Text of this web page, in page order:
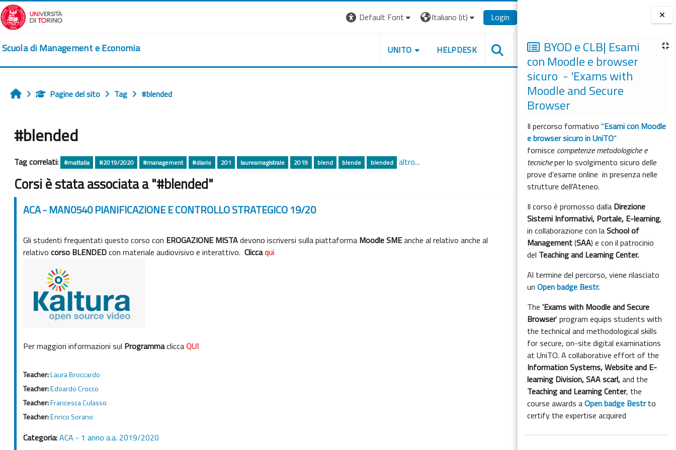
Vai al contenuto principale
Blocchi
BYOD e CLB| Esami
con Moodle e browser
sicuro - 'Exams with
Moodle and Secure
Browser
Il percorso formativo “Esami con Moodle
e browser sicuro in UniTO”
fornisce competenze metodologiche e
tecnicheper lo svolgimento sicuro delle
prove d’esame online in presenza nelle
strutture dell'Ateneo.
Il corso è promosso dalla Direzione
Sistemi Informativi, Portale, E-learning,
in collaborazione con laSchool of
Management(SAA) e con il patrocinio
del Teaching and Learning Center.
Al termine del percorso, viene rilasciato
unOpen badge Bestr.
The'Exams with Moodle and Secure
Browser' program equips students with
the technical and methodological skills
for secure, on-site digital examinations
at UniTO. A collaborative effort of the
Information Systems, Website and E-
learning Division,SAA scarl,and the
Teaching and Learning Center, the
course awards aOpen badge Bestrto
certify the expertise acquired
Default Font Italiano ‎(it)‎ Login
Scuola di Management e Economia UNITO HELPDESK
HomePagine del sito Tag #blended
#blended
Tag correlati: #mattalia #2019/2020 #management #diario 201 laureamagistrale 2019 blend blende blended altro...
Corsi è stata associata a "#blended"
ACA - MAN0540 PIANIFICAZIONE E CONTROLLO STRATEGICO 19/20
Gli studenti frequentati questo corso con EROGAZIONE MISTAdevono iscriversi sulla piattaforma Moodle SMEanche al relativo anche al
relativo corso BLENDEDcon materiale audiovisivo e interattivo. Cliccaqui
Per maggiori informazioni sul ProgrammacliccaQUI
Teacher:Laura Broccardo
Teacher:Edoardo Crocco
Teacher:Francesca Culasso
Teacher:Enrico Sorano
Categoria:ACA - 1 anno a.a. 2019/2020